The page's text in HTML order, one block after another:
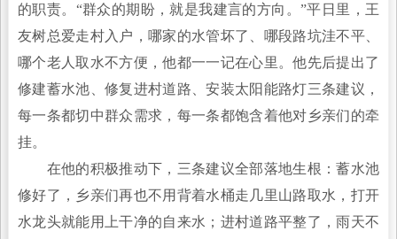
的职责。“群众的期盼，就是我建言的方向。”平日里，王
友树总爱走村入户，哪家的水管坏了、哪段路坑洼不平、
哪个老人取水不方便，他都一一记在心里。他先后提出了
修建蓄水池、修复进村道路、安装太阳能路灯三条建议，
每一条都切中群众需求，每一条都饱含着他对乡亲们的牵
挂。
在他的积极推动下，三条建议全部落地生根：蓄水池
修好了，乡亲们再也不用背着水桶走几里山路取水，打开
水龙头就能用上干净的自来水；进村道路平整了，雨天不